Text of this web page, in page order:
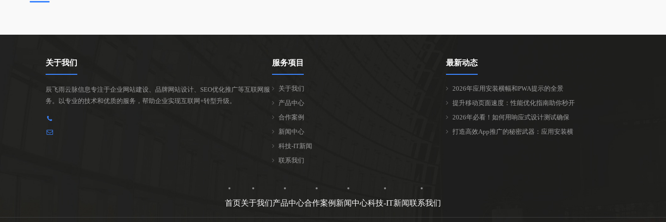
关于我们
辰飞雨云脉信息专注于企业网站建设、品牌网站设计、SEO优化推广等互联网服
务。以专业的技术和优质的服务，帮助企业实现互联网+转型升级。
服务项目
关于我们
产品中心
合作案例
新闻中心
科技-IT新闻
联系我们
最新动态
2026年应用安装横幅和PWA提示的全景
提升移动页面速度：性能优化指南助你秒开
2026年必看！如何用响应式设计测试确保
打造高效App推广的秘密武器：应用安装横
首页 关于我们产品中心合作案例 新闻中心科技-IT新闻联系我们